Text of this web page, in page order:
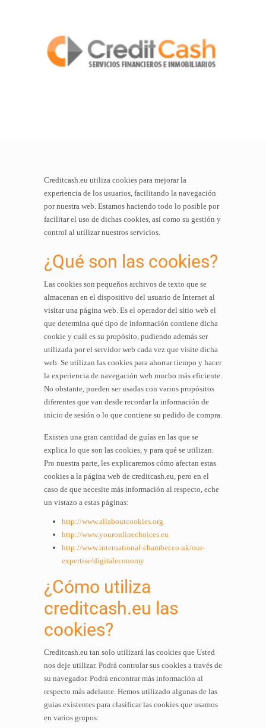
Creditcash.eu utiliza cookies para mejorar la
experiencia de los usuarios, facilitando la navegación
por nuestra web. Estamos haciendo todo lo posible por
facilitar el uso de dichas cookies, así como su gestión y
control al utilizar nuestros servicios.
¿Qué son las cookies?
Las cookies son pequeños archivos de texto que se
almacenan en el dispositivo del usuario de Internet al
visitar una página web. Es el operador del sitio web el
que determina qué tipo de información contiene dicha
cookie y cuál es su propósito, pudiendo además ser
utilizada por el servidor web cada vez que visite dicha
web. Se utilizan las cookies para ahorrar tiempo y hacer
la experiencia de navegación web mucho más eficiente.
No obstante, pueden ser usadas con varios propósitos
diferentes que van desde recordar la información de
inicio de sesión o lo que contiene su pedido de compra.
Existen una gran cantidad de guías en las que se
explica lo que son las cookies, y para qué se utilizan.
Pro nuestra parte, les explicaremos cómo afectan estas
cookies a la página web de creditcash.eu, pero en el
caso de que necesite más información al respecto, eche
un vistazo a estas páginas:
http://www.allaboutcookies.org
http://www.youronlinechoices.eu
http://www.international-chamber.co.uk/our-
expertise/digitaleconomy
¿Cómo utiliza
creditcash.eu las
cookies?
Creditcash.eu tan solo utilizará las cookies que Usted
nos deje utilizar. Podrá controlar sus cookies a través de
su navegador. Podrá encontrar más información al
respecto más adelante. Hemos utilizado algunas de las
guías existentes para clasificar las cookies que usamos
en varios grupos: